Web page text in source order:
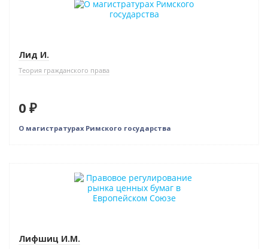
Лид И.
Теория гражданского права
0 ₽
О магистратурах Римского государства
Нет в наличии
Лифшиц И.М.